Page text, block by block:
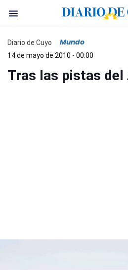
Diario de Cuyo Mundo
14 de mayo de 2010 - 00:00
Tras las pistas del